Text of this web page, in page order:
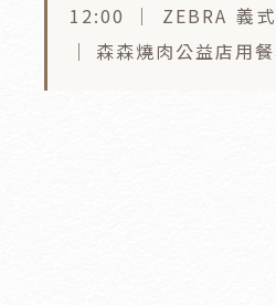
12:00 ｜ ZEBRA 義
｜ 森森燒肉公益店用